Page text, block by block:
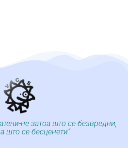
не затоа што се безвредни,
што се бесценети“